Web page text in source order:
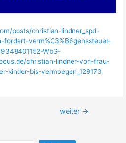
posts/christian-lindner_spd-
fordert-verm%C3%B6genssteuer-
WbG-
christian-lindner-von-frau-
kinder-bis-vermoegen_129173
weiter →